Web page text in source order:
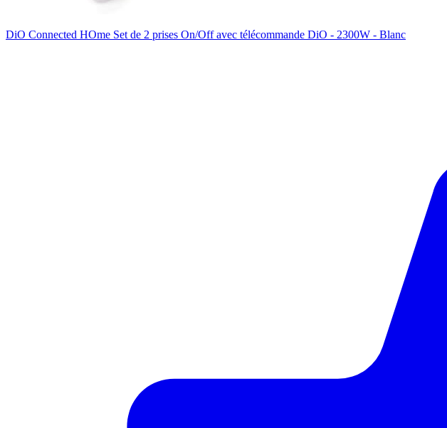
DiO Connected HOme Set de 2 prises On/Off avec télécommande DiO - 2300W - Blanc